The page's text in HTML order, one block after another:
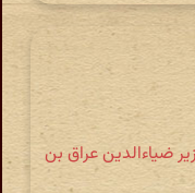
۱ - در مدح وزیر ضیاءالدین عراق بن